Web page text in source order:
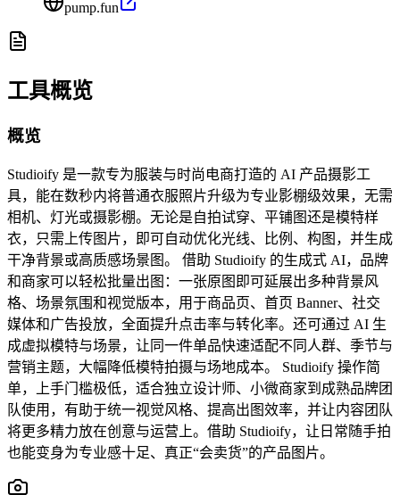
pump.fun
工具概览
概览
Studioify 是一款专为服装与时尚电商打造的 AI 产品摄影工
具，能在数秒内将普通衣服照片升级为专业影棚级效果，无需
相机、灯光或摄影棚。无论是自拍试穿、平铺图还是模特样
衣，只需上传图片，即可自动优化光线、比例、构图，并生成
干净背景或高质感场景图。 借助 Studioify 的生成式 AI，品牌
和商家可以轻松批量出图：一张原图即可延展出多种背景风
格、场景氛围和视觉版本，用于商品页、首页 Banner、社交
媒体和广告投放，全面提升点击率与转化率。还可通过 AI 生
成虚拟模特与场景，让同一件单品快速适配不同人群、季节与
营销主题，大幅降低模特拍摄与场地成本。 Studioify 操作简
单，上手门槛极低，适合独立设计师、小微商家到成熟品牌团
队使用，有助于统一视觉风格、提高出图效率，并让内容团队
将更多精力放在创意与运营上。借助 Studioify，让日常随手拍
也能变身为专业感十足、真正“会卖货”的产品图片。